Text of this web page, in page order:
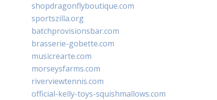
shopdragonflyboutique.com
sportszilla.org
batchprovisionsbar.com
brasserie-gobette.com
musicrearte.com
morseysfarms.com
riverviewtennis.com
official-kelly-toys-squishmallows.com